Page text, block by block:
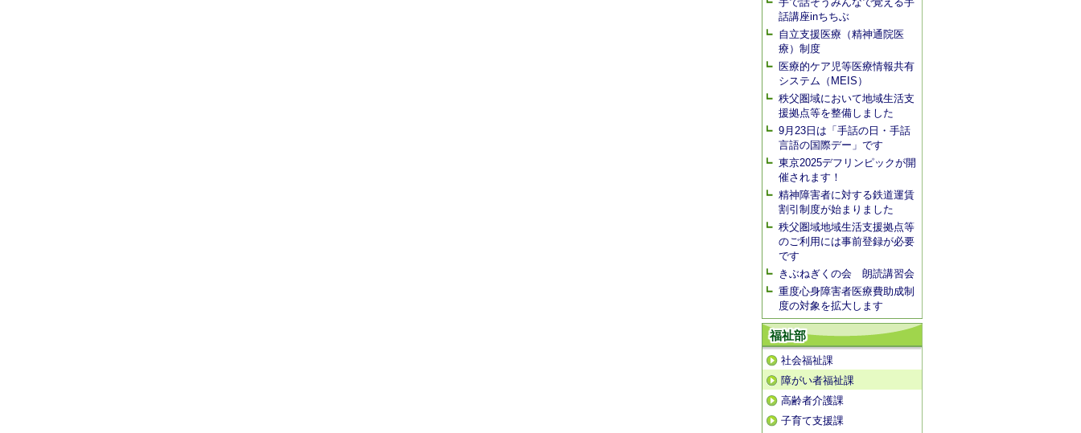
話講座inちちぶ
自立支援医療（精神通院医
療）制度
医療的ケア児等医療情報共有
システム（MEIS）
秩父圏域において地域生活支
援拠点等を整備しました
9月23日は「手話の日・手話
言語の国際デー」です
東京2025デフリンピックが開
催されます！
精神障害者に対する鉄道運賃
割引制度が始まりました
秩父圏域地域生活支援拠点等
のご利用には事前登録が必要
です
きぶねぎくの会 朗読講習会
重度心身障害者医療費助成制
度の対象を拡大します
福祉部
社会福祉課
障がい者福祉課
高齢者介護課
子育て支援課